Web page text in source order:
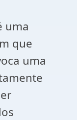
uma
que
uma